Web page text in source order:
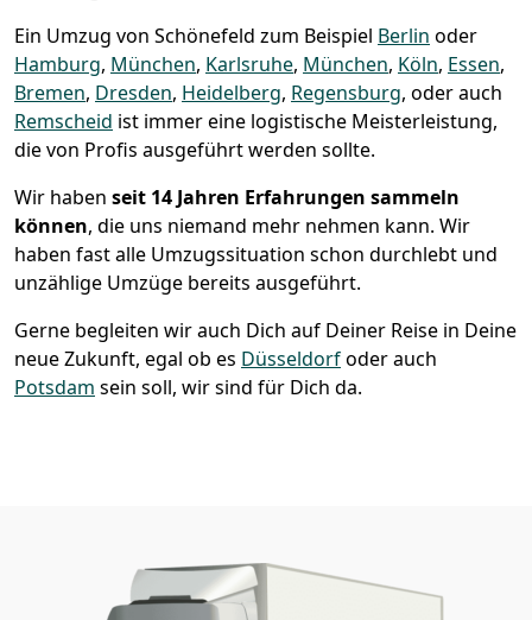
Ein Umzug von Schönefeld zum Beispiel Berlin oder
Hamburg, München, Karlsruhe, München, Köln, Essen,
Bremen, Dresden, Heidelberg, Regensburg, oder auch
Remscheid ist immer eine logistische Meisterleistung,
die von Profis ausgeführt werden sollte.
Wir haben seit 14 Jahren Erfahrungen sammeln
können, die uns niemand mehr nehmen kann. Wir
haben fast alle Umzugssituation schon durchlebt und
unzählige Umzüge bereits ausgeführt.
Gerne begleiten wir auch Dich auf Deiner Reise in Deine
neue Zukunft, egal ob es Düsseldorfoder auch
Potsdam sein soll, wir sind für Dich da.